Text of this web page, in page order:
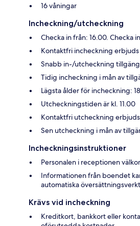
16 våningar
Incheckning/utcheckning
Checka in från: 16.00. Checka
Kontaktfri incheckning erbjuds
Snabb in-/utcheckning
Tidig incheckning i mån av
Lägsta ålder för incheckning:
Utcheckningstiden är kl. 11.00
Kontaktfri utcheckning erbjuds
Sen utcheckning i mån av
Incheckningsinstruktioner
Personalen i receptionen
Informationen från boendet
automatiska
Krävs vid incheckning
Kreditkort, bankkort eller